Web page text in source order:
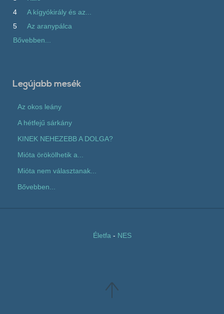
4
A kígyókirály és az...
5
Az aranypálca
Bővebben...
Legújabb mesék
Az okos leány
A hétfejű sárkány
KINEK NEHEZEBB A DOLGA?
Mióta örökölhetik a...
Mióta nem választanak...
Bővebben...
Életfa - NES